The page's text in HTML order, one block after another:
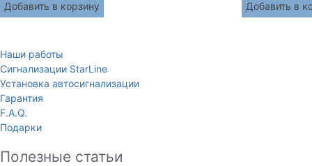
Добавить в корзину Добавить в
Наши работы
Сигнализации StarLine
Установка автосигнализации
Гарантия
F.A.Q.
Подарки
Полезные статьи